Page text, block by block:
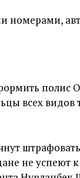
номерами,
полис
всех видов
не успеют